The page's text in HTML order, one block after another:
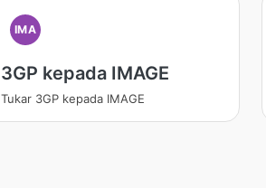
IMA
3GP kepada IMAGE
Tukar 3GP kepada IMAGE